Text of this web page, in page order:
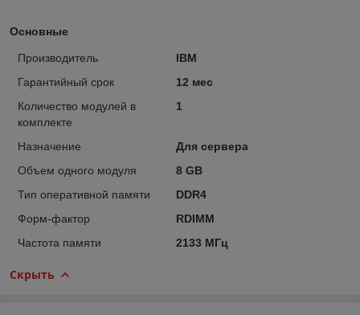
Основные
Производитель
IBM
Гарантийный срок
12 мес
Количество модулей в
комплекте
1
Назначение
Для сервера
Объем одного модуля
8 GB
Тип оперативной памяти
DDR4
Форм-фактор
RDIMM
Частота памяти
2133 МГц
Скрыть